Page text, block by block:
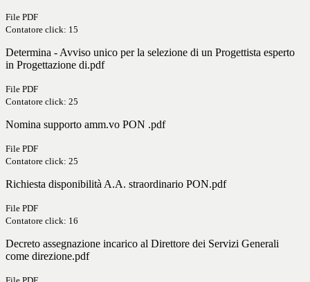
File PDF
Contatore click: 15
Determina - Avviso unico per la selezione di un Progettista esperto
in Progettazione di.pdf
File PDF
Contatore click: 25
Nomina supporto amm.vo PON .pdf
File PDF
Contatore click: 25
Richiesta disponibilità A.A. straordinario PON.pdf
File PDF
Contatore click: 16
Decreto assegnazione incarico al Direttore dei Servizi Generali
come direzione.pdf